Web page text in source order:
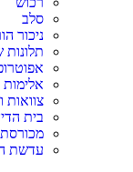
סלב
ניכור
תלונות
צוואות
בית
עדשת